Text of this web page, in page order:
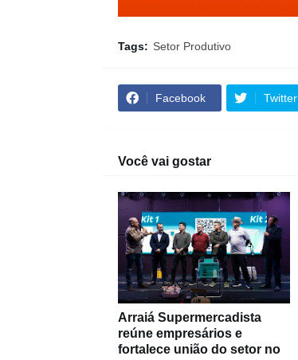
Tags: Setor Produtivo
Facebook Twitter
Você vai gostar
Arraiá Supermercadista
reúne empresários e
fortalece união do setor no